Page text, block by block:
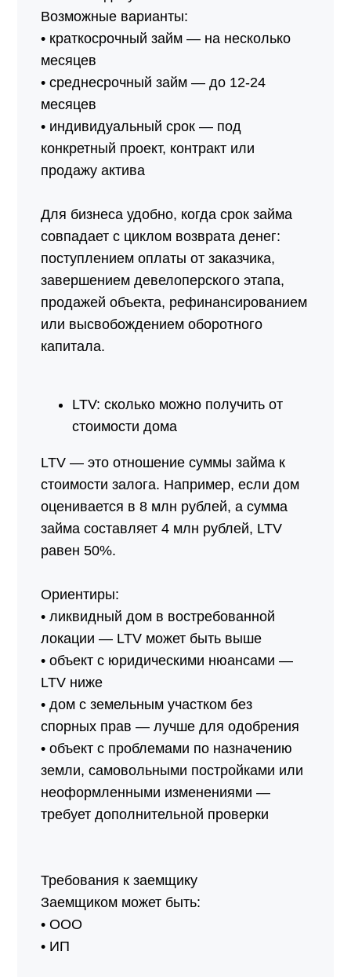
Возможные варианты:
• краткосрочный займ — на несколько
месяцев
• среднесрочный займ — до 12-24
месяцев
• индивидуальный срок — под
конкретный проект, контракт или
продажу актива
Для бизнеса удобно, когда срок займа
совпадает с циклом возврата денег:
поступлением оплаты от заказчика,
завершением девелоперского этапа,
продажей объекта, рефинансированием
или высвобождением оборотного
капитала.
LTV: сколько можно получить от
стоимости дома
LTV — это отношение суммы займа к
стоимости залога. Например, если дом
оценивается в 8 млн рублей, а сумма
займа составляет 4 млн рублей, LTV
равен 50%.
Ориентиры:
• ликвидный дом в востребованной
локации — LTV может быть выше
• объект с юридическими нюансами —
LTV ниже
• дом с земельным участком без
спорных прав — лучше для одобрения
• объект с проблемами по назначению
земли, самовольными постройками или
неоформленными изменениями —
требует дополнительной проверки
Требования к заемщику
Заемщиком может быть:
• ООО
• ИП